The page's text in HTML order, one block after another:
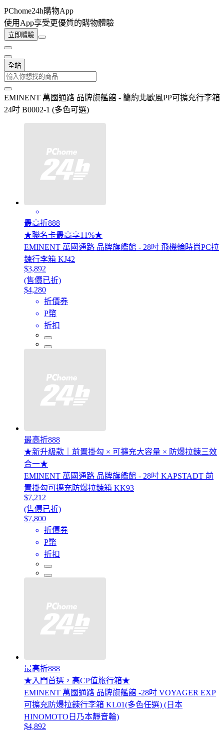
PChome24h購物App
使用App享受更優質的購物體驗
立即體驗
全站
EMINENT 萬國通路 品牌旗艦館 - 簡約北歐風PP可擴充行李箱
24吋 B0002-1 (多色可選)
最高折888
★聯名卡最高享11%★
EMINENT 萬國通路 品牌旗艦館 - 28吋 飛機輪時尚PC拉
鍊行李箱 KJ42
$3,892
(售價已折)
$4,280
折價券
P幣
折扣
最高折888
★新升級款｜前置掛勾 × 可擴充大容量 × 防爆拉鍊三效
合一★
EMINENT 萬國通路 品牌旗艦館 - 28吋 KAPSTADT 前
置掛勾可擴充防爆拉鍊箱 KK93
$7,212
(售價已折)
$7,800
折價券
P幣
折扣
最高折888
★入門首選，高CP值旅行箱★
EMINENT 萬國通路 品牌旗艦館 -28吋 VOYAGER EXP
可擴充防爆拉鍊行李箱 KL01(多色任選) (日本
HINOMOTO日乃本靜音輪)
$4,892